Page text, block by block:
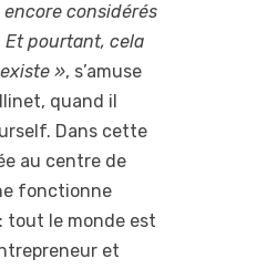
encore considérés
Et pourtant, cela
», s’amuse
quand il
Dans cette
au centre de
fonctionne
tout le monde est
et